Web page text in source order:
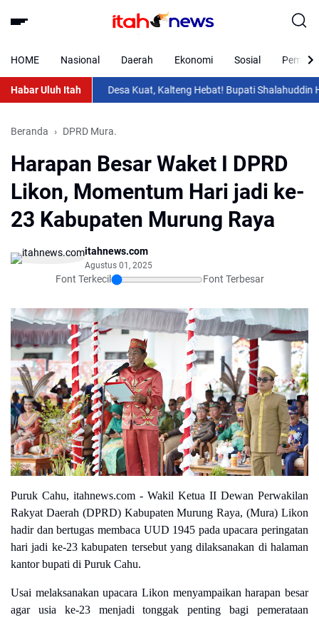
HOME Nasional Daerah Ekonomi Sosial
Habar Uluh ItahDesa Kuat, Kalteng Hebat! Bupati Shalahuddin
Beranda DPRD Mura.
Harapan Besar Waket I DPRD
Likon, Momentum Hari jadi ke-
23 Kabupaten Murung Raya
itahnews.com
Agustus 01, 2025
Font Terkecil Font Terbesar
Puruk Cahu, itahnews.com - Wakil Ketua II Dewan Perwakilan
Rakyat Daerah (DPRD) Kabupaten Murung Raya, (Mura) Likon
hadir dan bertugas membaca UUD 1945 pada upacara peringatan
hari jadi ke-23 kabupaten tersebut yang dilaksanakan di halaman
kantor bupati di Puruk Cahu.
Usai melaksanakan upacara Likon menyampaikan harapan besar
agar usia ke-23 menjadi tonggak penting bagi pemerataan